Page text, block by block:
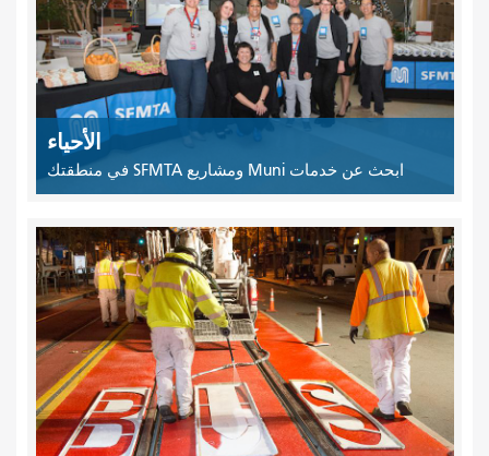
الأحياء
ابحث عن خدمات Muni ومشاريع SFMTA في منطقتك